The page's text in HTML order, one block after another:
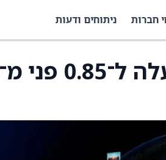
חברות ניתוחים ודעות